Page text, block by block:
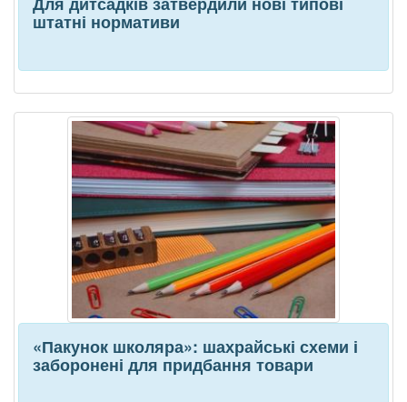
штатні нормативи
«Пакунок школяра»: шахрайські схеми і
заборонені для придбання товари